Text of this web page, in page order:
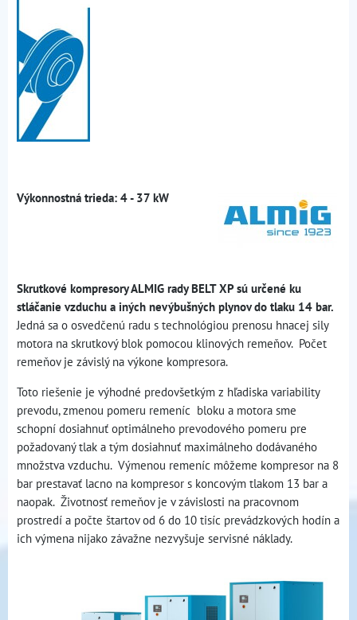
Výkonnostná trieda: 4 - 37 kW
Skrutkové kompresory ALMIG rady BELT XP sú určené ku
stláčanie vzduchu a iných nevýbušných plynov do tlaku 14 bar.
Jedná sa o osvedčenú radu s technológiou prenosu hnacej sily
motora na skrutkový blok pomocou klinových remeňov. Počet
remeňov je závislý na výkone kompresora.
Toto riešenie je výhodné predovšetkým z hľadiska variability
prevodu, zmenou pomeru remeníc bloku a motora sme
schopní dosiahnuť optimálneho prevodového pomeru pre
požadovaný tlak a tým dosiahnuť maximálneho dodávaného
množstva vzduchu. Výmenou remeníc môžeme kompresor na 8
bar prestavať lacno na kompresor s koncovým tlakom 13 bar a
naopak. Životnosť remeňov je v závislosti na pracovnom
prostredí a počte štartov od 6 do 10 tisíc prevádzkových hodín a
ich výmena nijako závažne nezvyšuje servisné náklady.